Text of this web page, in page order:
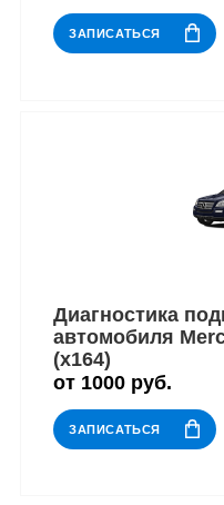
ЗАПИСАТЬСЯ
Диагностика
автомобиля
(x164)
от 1000 руб.
ЗАПИСАТЬСЯ